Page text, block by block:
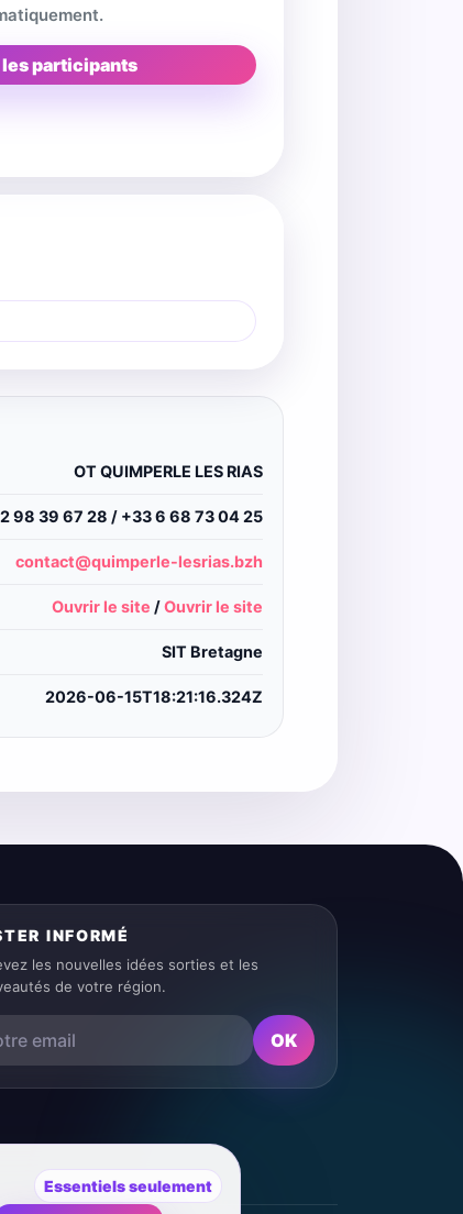
participants
OT QUIMPERLE LES RIAS
98 39 67 28 / +33 6 68 73 04 25
contact@quimperle-lesrias.bzh
Ouvrir le site /Ouvrir le site
SIT Bretagne
2026-06-15T18:21:16.324Z
INFORMÉ
les nouvelles idées sorties et les
de votre région.
OK
Essentiels seulement